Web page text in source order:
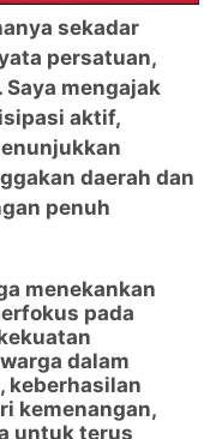
sekadar
persatuan,
mengajak
aktif,
daerah dan
penuh
menekankan
pada
dalam
keberhasilan
kemenangan,
untuk terus